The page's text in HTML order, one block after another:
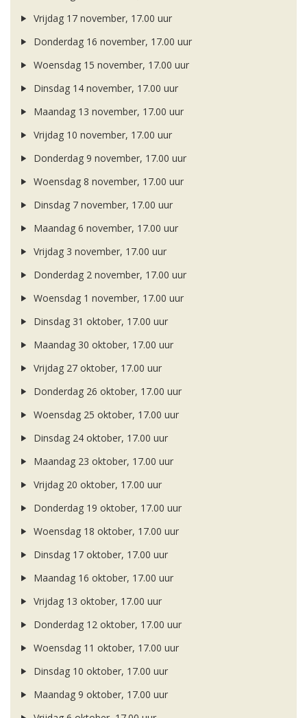
Vrijdag 17 november, 17.00 uur
Donderdag 16 november, 17.00 uur
Woensdag 15 november, 17.00 uur
Dinsdag 14 november, 17.00 uur
Maandag 13 november, 17.00 uur
Vrijdag 10 november, 17.00 uur
Donderdag 9 november, 17.00 uur
Woensdag 8 november, 17.00 uur
Dinsdag 7 november, 17.00 uur
Maandag 6 november, 17.00 uur
Vrijdag 3 november, 17.00 uur
Donderdag 2 november, 17.00 uur
Woensdag 1 november, 17.00 uur
Dinsdag 31 oktober, 17.00 uur
Maandag 30 oktober, 17.00 uur
Vrijdag 27 oktober, 17.00 uur
Donderdag 26 oktober, 17.00 uur
Woensdag 25 oktober, 17.00 uur
Dinsdag 24 oktober, 17.00 uur
Maandag 23 oktober, 17.00 uur
Vrijdag 20 oktober, 17.00 uur
Donderdag 19 oktober, 17.00 uur
Woensdag 18 oktober, 17.00 uur
Dinsdag 17 oktober, 17.00 uur
Maandag 16 oktober, 17.00 uur
Vrijdag 13 oktober, 17.00 uur
Donderdag 12 oktober, 17.00 uur
Woensdag 11 oktober, 17.00 uur
Dinsdag 10 oktober, 17.00 uur
Maandag 9 oktober, 17.00 uur